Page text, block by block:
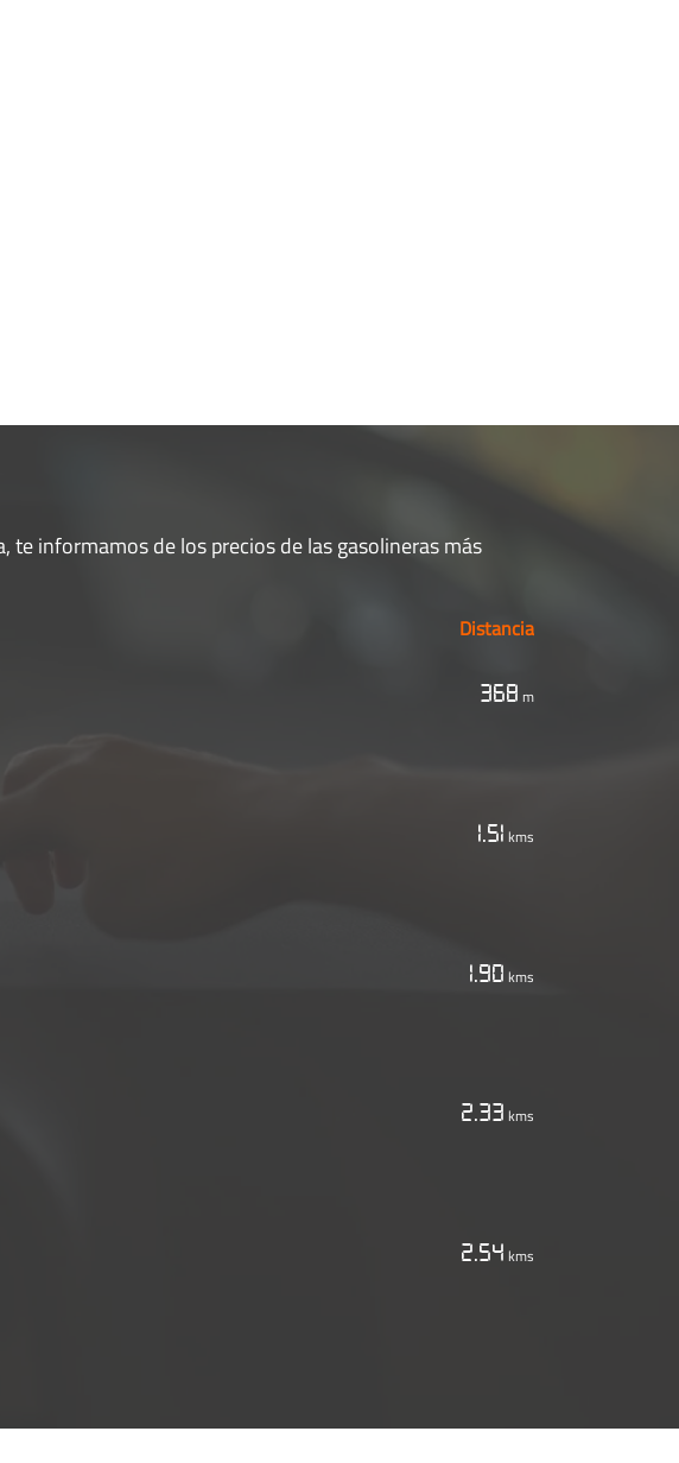
te informamos de los precios de las gasolineras más
Distancia
368 m
1.51 kms
1.90 kms
2.33 kms
2.54 kms